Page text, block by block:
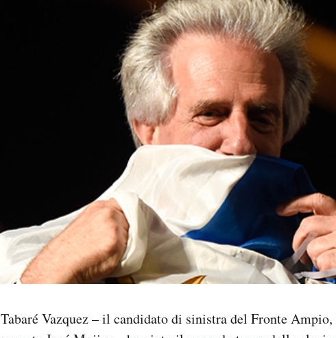
Tabaré Vazquez – il candidato di sinistra del Fronte